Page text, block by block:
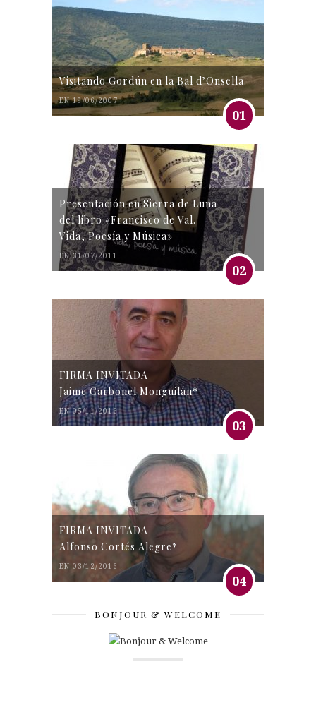
Visitando Gordún en la Bal d’Onsella.
EN 19/06/2007
01
Presentación en Sierra de Luna
del libro «Francisco de Val.
Vida, Poesía y Música»
EN 31/07/2011
02
FIRMA INVITADA
Jaime Carbonel Monguilán*
EN 05/11/2016
03
FIRMA INVITADA
Alfonso Cortés Alegre*
EN 03/12/2016
04
BONJOUR & WELCOME